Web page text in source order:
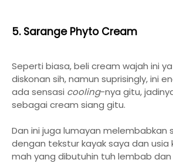
5. Sarange Phyto Cream
Seperti biasa, beli cream wajah ini
diskonan sih, namun suprisingly, ini
ada sensasi cooling-nya gitu,
sebagai cream siang gitu.
Dan ini juga lumayan melembabkan
dengan tekstur kayak saya dan usia
mah yang dibutuhin tuh lembab